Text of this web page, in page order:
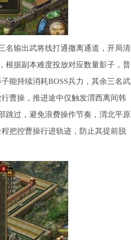
名输出武将线打通撤离通道，开局清
根据副本难度投放对应数量影子，普
能持续消耗BOSS兵力，其余三名武
曹操，推进途中仅触发渭西离间韩
跳过，避免浪费操作节奏，渭北平原
把控曹操行进轨迹，防止其提前脱